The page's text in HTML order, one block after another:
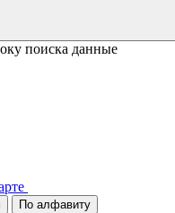
поиска данные
По алфавиту